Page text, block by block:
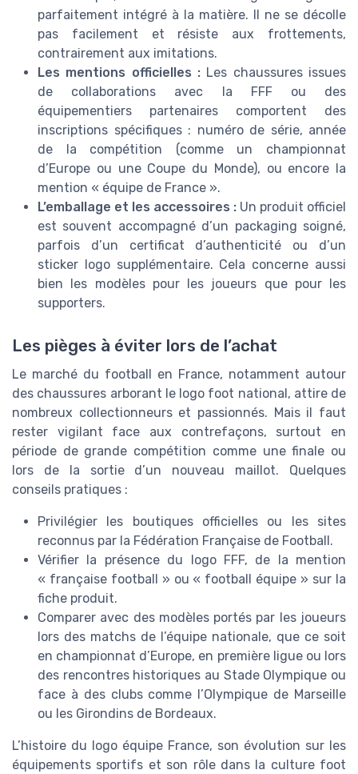
parfaitement intégré à la matière. Il ne se décolle
pas facilement et résiste aux frottements,
contrairement aux imitations.
Les mentions officielles : Les chaussures issues
de collaborations avec la FFF ou des
équipementiers partenaires comportent des
inscriptions spécifiques : numéro de série, année
de la compétition (comme un championnat
d’Europe ou une Coupe du Monde), ou encore la
mention « équipe de France ».
L’emballage et les accessoires : Un produit officiel
est souvent accompagné d’un packaging soigné,
parfois d’un certificat d’authenticité ou d’un
sticker logo supplémentaire. Cela concerne aussi
bien les modèles pour les joueurs que pour les
supporters.
Les pièges à éviter lors de l’achat
Le marché du football en France, notamment autour
des chaussures arborant le logo foot national, attire de
nombreux collectionneurs et passionnés. Mais il faut
rester vigilant face aux contrefaçons, surtout en
période de grande compétition comme une finale ou
lors de la sortie d’un nouveau maillot. Quelques
conseils pratiques :
Privilégier les boutiques officielles ou les sites
reconnus par la Fédération Française de Football.
Vérifier la présence du logo FFF, de la mention
« française football » ou « football équipe » sur la
fiche produit.
Comparer avec des modèles portés par les joueurs
lors des matchs de l’équipe nationale, que ce soit
en championnat d’Europe, en première ligue ou lors
des rencontres historiques au Stade Olympique ou
face à des clubs comme l’Olympique de Marseille
ou les Girondins de Bordeaux.
L’histoire du logo équipe France, son évolution sur les
équipements sportifs et son rôle dans la culture foot